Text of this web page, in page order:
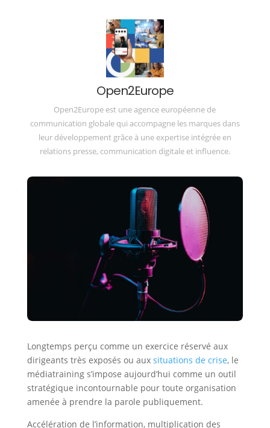
Open2Europe
Open2Europe est une agence européenne de
communication globale qui accompagne les marques dans
leur développement grâce à une expertise intégrée en
relations presse, communication digitale et influence.
Longtemps perçu comme un exercice réservé aux
dirigeants très exposés ou aux situations de crise, le
médiatraining s’impose aujourd’hui comme un outil
stratégique incontournable pour toute organisation
amenée à prendre la parole publiquement.
Accélération de l’information, multiplication des